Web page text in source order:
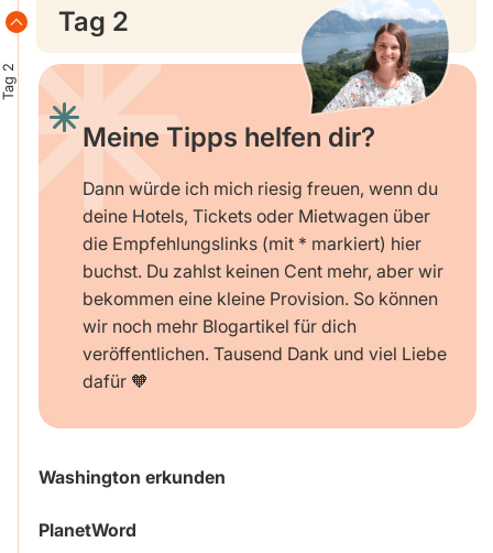
Tag 2
Tag 2
Meine Tipps helfen dir?
Dann würde ich mich riesig freuen, wenn du
deine Hotels, Tickets oder Mietwagen über
die Empfehlungslinks (mit * markiert) hier
buchst. Du zahlst keinen Cent mehr, aber wir
bekommen eine kleine Provision. So können
wir noch mehr Blogartikel für dich
veröffentlichen. Tausend Dank und viel Liebe
dafür 🧡
Washington erkunden
PlanetWord